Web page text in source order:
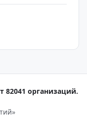
82041 организаций.